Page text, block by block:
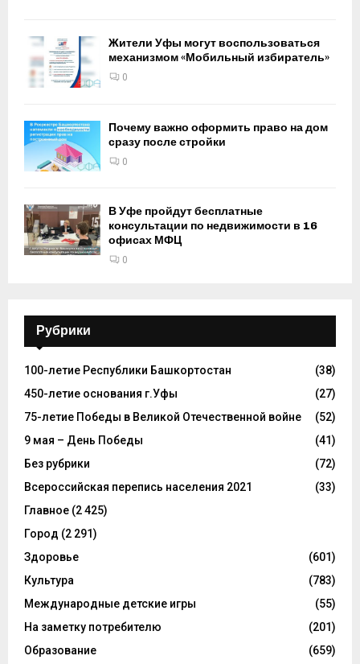
Жители Уфы могут воспользоваться
механизмом «Мобильный избиратель»
0
Почему важно оформить право на дом
сразу после стройки
0
В Уфе пройдут бесплатные
консультации по недвижимости в 16
офисах МФЦ
0
Рубрики
100-летие Республики Башкортостан
(38)
450-летие основания г.Уфы
(27)
75-летие Победы в Великой Отечественной войне
(52)
9 мая – День Победы
(41)
Без рубрики
(72)
Всероссийская перепись населения 2021
(33)
Главное (2 425)
Город (2 291)
Здоровье
(601)
Культура
(783)
Международные детские игры
(55)
На заметку потребителю
(201)
Образование
(659)